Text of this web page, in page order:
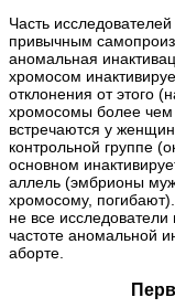
Часть
привычным
аномальная
хромосом
отклонения от этого
хромосомы более чем
встречаются у
контрольной группе
основном
аллель (эмбрионы
хромосому,
не все
частоте аномальной
аборте.